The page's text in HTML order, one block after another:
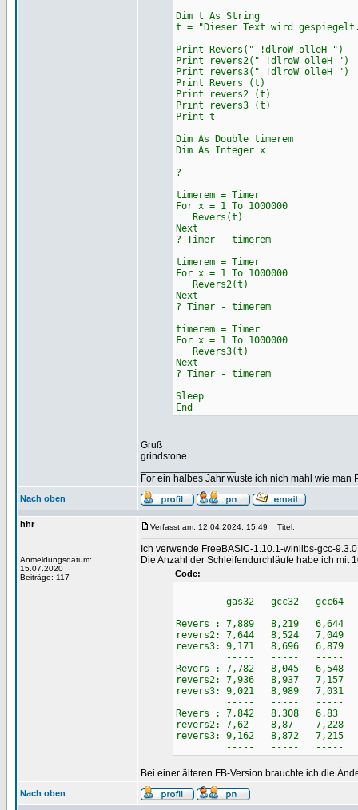
Dim t As String
t = "Dieser Text wird
Print Revers(" !dlroW olleH ")
Print revers2(" !dlroW olleH ")
Print revers3(" !dlroW olleH ")
Print Revers (t)
Print revers2 (t)
Print revers3 (t)
Print t
Dim As Double timerem
Dim As Integer x
?
timerem = Timer
For x = 1 To 1000000
Revers(t)
Next
? Timer - timerem
timerem = Timer
For x = 1 To 1000000
Revers2(t)
Next
? Timer - timerem
timerem = Timer
For x = 1 To 1000000
Revers3(t)
Next
? Timer - timerem
Sleep
End
Gruß
grindstone
For ein halbes Jahr wuste ich nich mahl wie man
Nach oben
hhr
Anmeldungsdatum:
15.07.2020
Beiträge: 117
Verfasst am: 12.04.2024, 15:49 Titel:
Ich verwende FreeBASIC-1.10.1-winlibs-gcc-
Die Anzahl der Schleifendurchläufe habe ich mit
Code:
gas32 gcc32 gcc64
----- ----- -----
Revers : 7,889 8,219 6,644
revers2: 7,644 8,524 7,049
revers3: 9,171 8,696 6,879
----- ----- -----
Revers : 7,782 8,045 6,548
revers2: 7,936 8,937 7,157
revers3: 9,021 8,989 7,031
----- ----- -----
Revers : 7,842 8,308 6,83
revers2: 7,62 8,87 7,228
revers3: 9,162 8,872 7,215
----- ----- -----
Bei einer älteren FB-Version brauchte ich die
Nach oben